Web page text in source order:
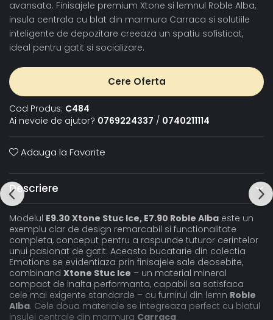
avansata. Finisajele premium Xtone si lemnul Roble Alba,
insula centrala cu blat din marmura Carraca si solutiile
inteligente de depozitare creeaza un spatiu sofisticat,
ideal pentru gatit si socializare.
Cere Oferta
Cod Produs: C484
Ai nevoie de ajutor? 0769224337 / 0740211114
Adauga la Favorite
Descriere
Modelul E9.30 Xtone Stuc Ice, E7.90 Roble Alba este un
exemplu clar de design remarcabil si functionalitate
completa, conceput pentru a raspunde tuturor cerintelor
unui pasionat de gatit. Aceasta bucatarie din colectia
Emotions se evidentiaza prin finisajele sale deosebite,
combinand Xtone Stuc Ice – un material mineral
compact de inalta performanta, capabil sa satisfaca
cele mai exigente standarde – cu furnirul din lemn Roble
Alba. Cele doua materiale se integreaza perfect cu blatul
insulei centrale din marmura Carraca.